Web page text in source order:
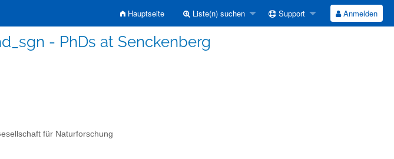
Hauptseite Liste(n) suchen Support Anmelden
- PhDs at Senckenberg
für Naturforschung